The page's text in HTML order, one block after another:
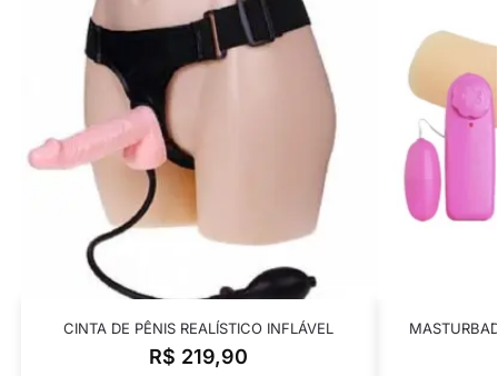
CINTA DE PÊNIS REALÍSTICO INFLÁVEL
R$ 219,90